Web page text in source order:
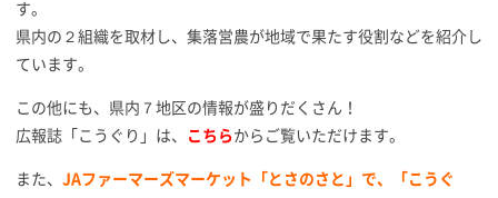
す。
県内の２組織を取材し、集落営農が地域で果たす役割などを紹介し
ています。
この他にも、県内７地区の情報が盛りだくさん！
広報誌「こうぐり」は、
こちらからご覧いただけます。
また、 JAファーマーズマーケット「とさのさと」で、「こうぐ